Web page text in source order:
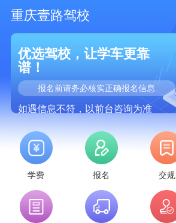
重庆壹路驾校
优选驾校，让学车更靠
谱！
报名前请务必核实正确报名信息
如遇信息不符，以前台咨询为准
学费 报名 交规